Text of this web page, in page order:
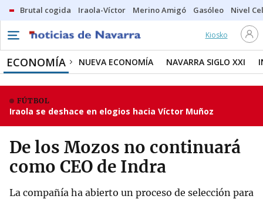
Brutal cogida Iraola-Víctor Merino Amigó Gasóleo Nivel
Kiosko
ECONOMÍA NUEVA ECONOMÍA NAVARRA SIGLO XXI
FÚTBOL
Iraola se deshace en elogios hacia Víctor Muñoz
De los Mozos no continuará
como CEO de Indra
La compañía ha abierto un proceso de selección para